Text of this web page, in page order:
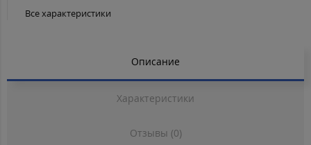
Все характеристики
Описание
Характеристики
Отзывы (0)